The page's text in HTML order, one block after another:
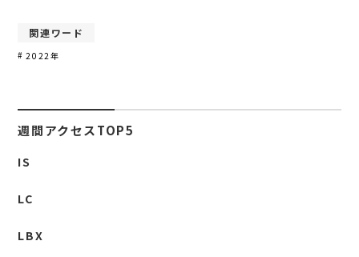
関連ワード
2022年
週間アクセスTOP5
IS
LC
LBX